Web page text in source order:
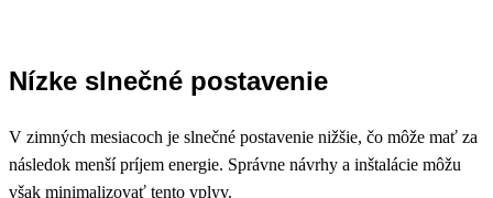
Nízke slnečné postavenie
V zimných mesiacoch je slnečné postavenie nižšie, čo môže mať za
následok menší príjem energie. Správne návrhy a inštalácie môžu
však minimalizovať tento vplyv.